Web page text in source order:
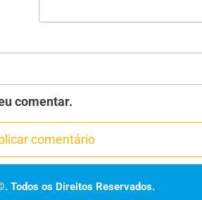
comentar.
Todos os Direitos Reservados.